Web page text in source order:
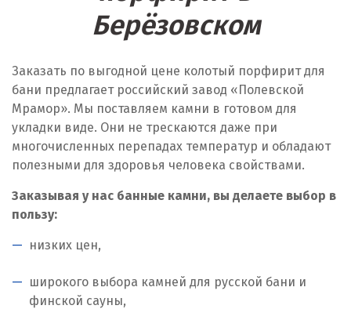
Берёзовском
Заказать по выгодной цене колотый порфирит для
бани предлагает российский завод «Полевской
Мрамор». Мы поставляем камни в готовом для
укладки виде. Они не трескаются даже при
многочисленных перепадах температур и обладают
полезными для здоровья человека свойствами.
Заказывая у нас банные камни, вы делаете выбор в
пользу:
низких цен,
широкого выбора камней для русской бани и
финской сауны,